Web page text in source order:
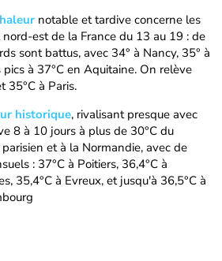
notable et tardive concerne les
est de la France du 13 au 19 : de
sont battus, avec 34° à Nancy, 35° à
à 37°C en Aquitaine. On relève
35°C à Paris.
historique, rivalisant presque avec
8 à 10 jours à plus de 30°C du
et à la Normandie, avec de
: 37°C à Poitiers, 36,4°C à
35,4°C à Evreux, et jusqu'à 36,5°C à